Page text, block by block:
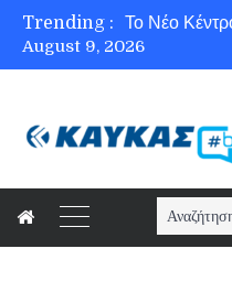
Trending :
Ασφάλεια στο
August 9, 2026
Search
for: